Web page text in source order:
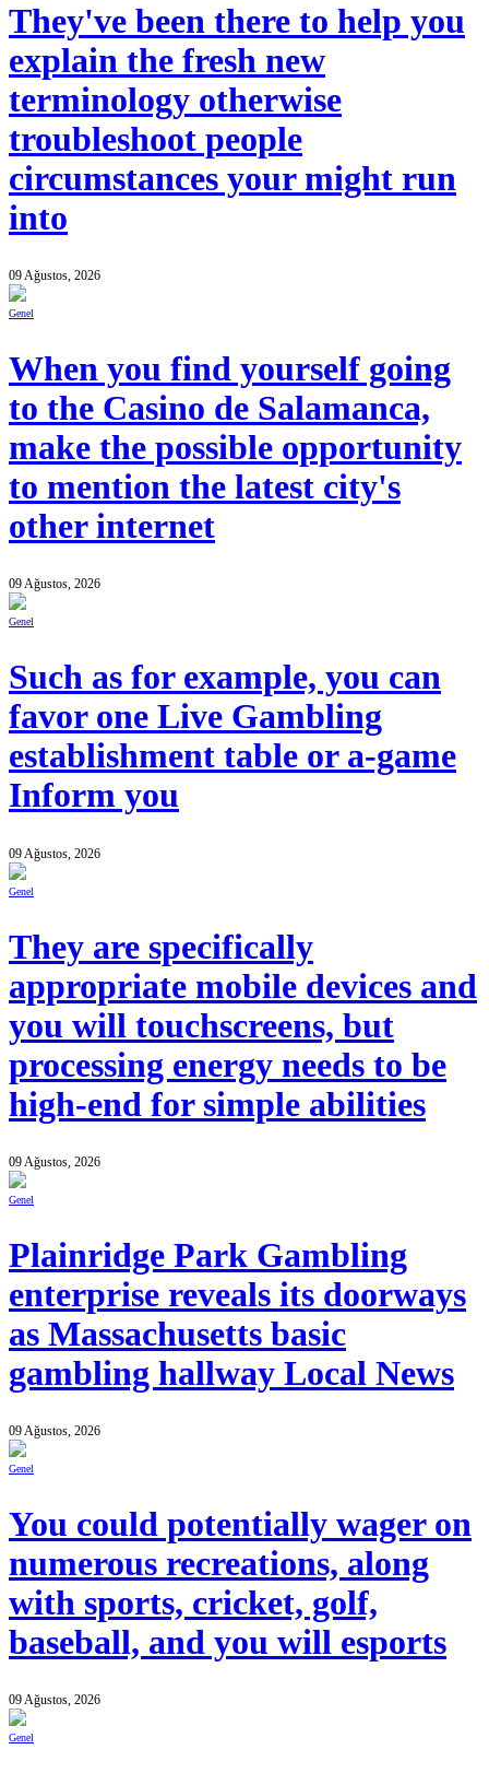
They've been there to help you
explain the fresh new
terminology otherwise
troubleshoot people
circumstances your might run
into
09 Ağustos, 2026
Genel
When you find yourself going
to the Casino de Salamanca,
make the possible opportunity
to mention the latest city's
other internet
09 Ağustos, 2026
Genel
Such as for example, you can
favor one Live Gambling
establishment table or a-game
Inform you
09 Ağustos, 2026
Genel
They are specifically
appropriate mobile devices and
you will touchscreens, but
processing energy needs to be
high-end for simple abilities
09 Ağustos, 2026
Genel
Plainridge Park Gambling
enterprise reveals its doorways
as Massachusetts basic
gambling hallway Local News
09 Ağustos, 2026
Genel
You could potentially wager on
numerous recreations, along
with sports, cricket, golf,
baseball, and you will esports
09 Ağustos, 2026
Genel